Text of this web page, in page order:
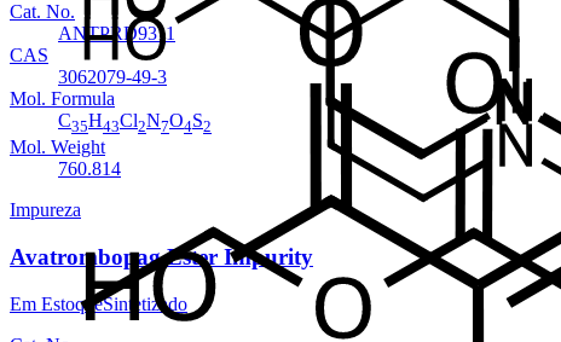
Cat. No.
ANTPRD9311
CAS
3062079-49-3
Mol. Formula
C35H43Cl2N7O4S2
Mol. Weight
760.814
Impureza
Avatrombopag Ester Impurity
Em EstoqueSintetizado